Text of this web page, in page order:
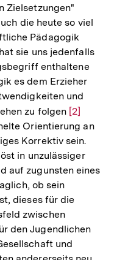
Zielsetzungen"
die heute so viel
Pädagogik
sie uns jedenfalls
enthaltene
es dem Erzieher
und
zu folgen Zur
der
Fußnote
[2]
Orientierung an
Korrektiv sein.
in unzulässiger
auf zugunsten eines
ob sein
dieses für die
zwischen
den Jugendlichen
und